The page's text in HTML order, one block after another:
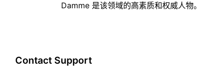
Damme 是该领域的高素质和权威人物。
Contact Support